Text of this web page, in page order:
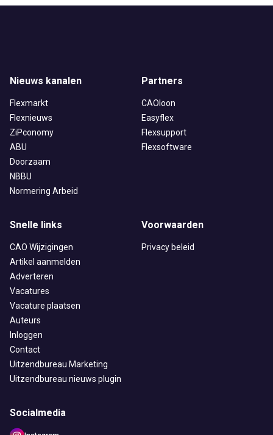
Nieuws kanalen
Flexmarkt
Flexnieuws
ZiPconomy
ABU
Doorzaam
NBBU
Normering Arbeid
Partners
CAOloon
Easyflex
Flexsupport
Flexsoftware
Snelle links
CAO Wijzigingen
Artikel aanmelden
Adverteren
Vacatures
Vacature plaatsen
Auteurs
Inloggen
Contact
Uitzendbureau Marketing
Uitzendbureau nieuws plugin
Voorwaarden
Privacy beleid
Socialmedia